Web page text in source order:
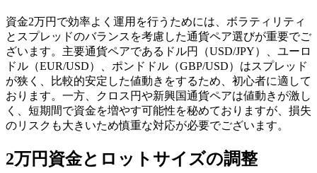
資金2万円で効率よく運用を行うためには、ボラティリティ
とスプレッドのバランスを考慮した通貨ペア選びが重要でご
ざいます。主要通貨ペアであるドル円（USD/JPY）、ユーロ
ドル（EUR/USD）、ポンドドル（GBP/USD）はスプレッド
が狭く、比較的安定した値動きをするため、初心者に適して
おります。一方、クロス円や新興国通貨ペアは値動きが激し
く、短期間で資金を増やす可能性を秘めておりますが、損失
のリスクも大きいため慎重な対応が必要でございます。
2万円資金とロットサイズの調整